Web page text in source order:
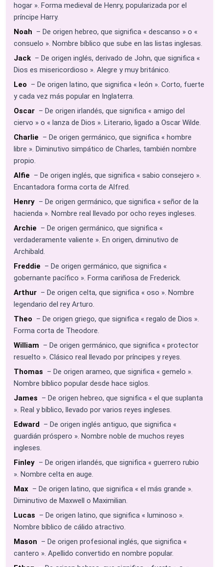
hogar ». Forma medieval de Henry, popularizada por el
príncipe Harry.
Noah – De origen hebreo, que significa « descanso » o «
consuelo ». Nombre bíblico que sube en las listas inglesas.
Jack – De origen inglés, derivado de John, que significa «
Dios es misericordioso ». Alegre y muy británico.
Leo – De origen latino, que significa « león ». Corto, fuerte
y cada vez más popular en Inglaterra.
Oscar – De origen irlandés, que significa « amigo del
ciervo » o « lanza de Dios ». Literario, ligado a Oscar Wilde.
Charlie – De origen germánico, que significa « hombre
libre ». Diminutivo simpático de Charles, también nombre
propio.
Alfie – De origen inglés, que significa « sabio consejero ».
Encantadora forma corta de Alfred.
Henry – De origen germánico, que significa « señor de la
hacienda ». Nombre real llevado por ocho reyes ingleses.
Archie – De origen germánico, que significa «
verdaderamente valiente ». En origen, diminutivo de
Archibald.
Freddie – De origen germánico, que significa «
gobernante pacífico ». Forma cariñosa de Frederick.
Arthur – De origen celta, que significa « oso ». Nombre
legendario del rey Arturo.
Theo – De origen griego, que significa « regalo de Dios ».
Forma corta de Theodore.
William – De origen germánico, que significa « protector
resuelto ». Clásico real llevado por príncipes y reyes.
Thomas – De origen arameo, que significa « gemelo ».
Nombre bíblico popular desde hace siglos.
James – De origen hebreo, que significa « el que suplanta
». Real y bíblico, llevado por varios reyes ingleses.
Edward – De origen inglés antiguo, que significa «
guardián próspero ». Nombre noble de muchos reyes
ingleses.
Finley – De origen irlandés, que significa « guerrero rubio
». Nombre celta en auge.
Max – De origen latino, que significa « el más grande ».
Diminutivo de Maxwell o Maximilian.
Lucas – De origen latino, que significa « luminoso ».
Nombre bíblico de cálido atractivo.
Mason – De origen profesional inglés, que significa «
cantero ». Apellido convertido en nombre popular.